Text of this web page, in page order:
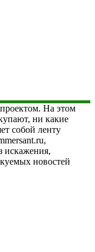
На этом
ни какие
собой ленту
искажения,
новостей